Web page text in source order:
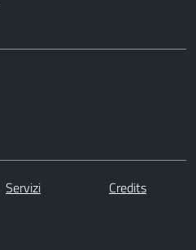
Servizi
Credits